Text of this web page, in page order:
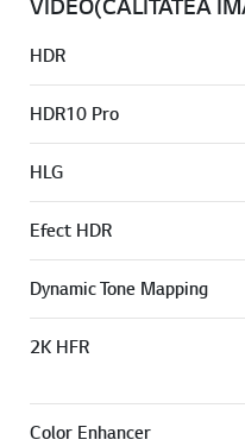
HDR
HDR10 Pro
HLG
Efect HDR
Dynamic Tone Mapping
2K HFR
Color Enhancer